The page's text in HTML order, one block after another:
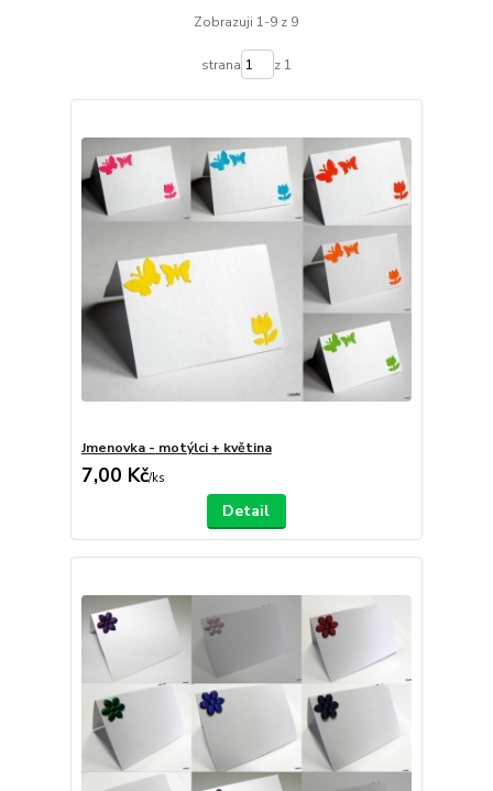
Zobrazuji 1-9 z 9
strana z 1
Jmenovka - motýlci + květina
7,00 Kč/ks
Detail